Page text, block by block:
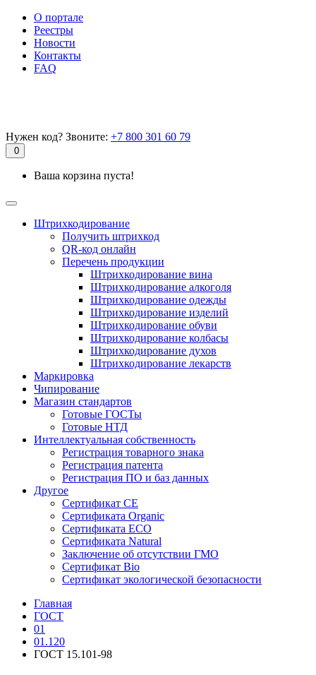
О портале
Реестры
Новости
Контакты
FAQ
Нужен код? Звоните: +7 800 301 60 79
0
Ваша корзина пуста!
Штрихкодирование
Получить штрихкод
QR-код онлайн
Перечень продукции
Штрихкодирование вина
Штрихкодирование алкоголя
Штрихкодирование одежды
Штрихкодирование изделий
Штрихкодирование обуви
Штрихкодирование колбасы
Штрихкодирование духов
Штрихкодирование лекарств
Маркировка
Чипирование
Магазин стандартов
Готовые ГОСТы
Готовые НТД
Интеллектуальная собственность
Регистрация товарного знака
Регистрация патента
Регистрация ПО и баз данных
Другое
Сертификат СЕ
Сертификата Organic
Сертификата ECO
Сертификата Natural
Заключение об отсутствии ГМО
Сертификат Bio
Сертификат экологической безопасности
Главная
ГОСТ
01
01.120
ГОСТ 15.101-98